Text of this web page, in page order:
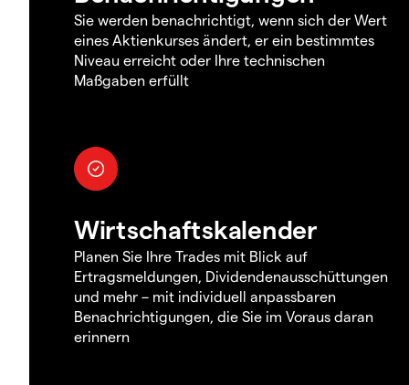
Sie werden benachrichtigt, wenn sich der Wert
eines Aktienkurses ändert, er ein bestimmtes
Niveau erreicht oder Ihre technischen
Maßgaben erfüllt
Wirtschaftskalender
Planen Sie Ihre Trades mit Blick auf
Ertragsmeldungen, Dividendenausschüttungen
und mehr – mit individuell anpassbaren
Benachrichtigungen, die Sie im Voraus daran
erinnern